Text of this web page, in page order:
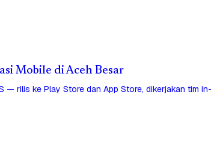
Mobile di Aceh Besar
— rilis ke Play Store dan App Store, dikerjakan tim